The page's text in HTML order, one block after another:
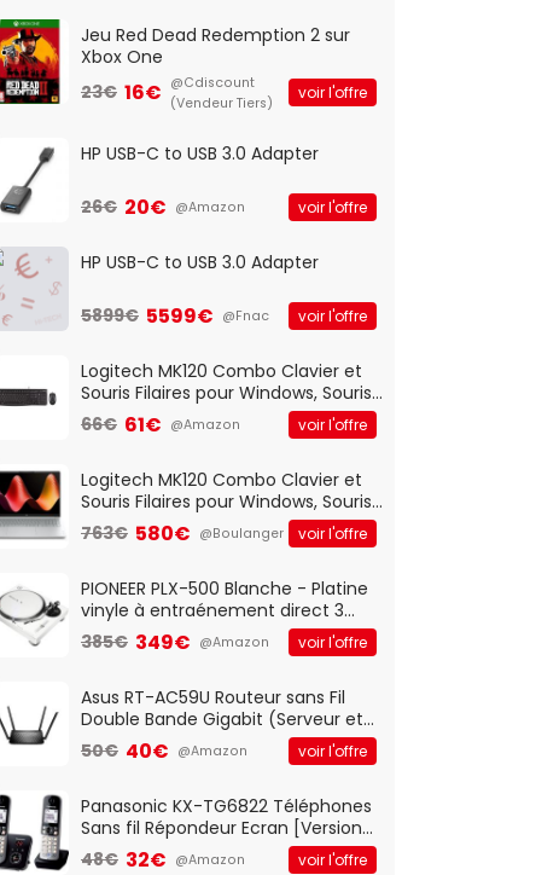
Jeu Red Dead Redemption 2 sur
Xbox One
23€ 16€ @Cdiscount
(Vendeur Tiers)
voir l'offre
HP USB-C to USB 3.0 Adapter
26€ 20€ @Amazon voir l'offre
HP USB-C to USB 3.0 Adapter
5899€ 5599€ @Fnac voir l'offre
Logitech MK120 Combo Clavier et
Souris Filaires pour Windows, Souris
Optique Filaire, Connexion USB Plug
And Play, Confortable, Taille
QWERTY UK - Noir
66€ 61€ @Amazon voir l'offre
Logitech MK120 Combo Clavier et
Souris Filaires pour Windows, Souris
Optique Filaire, Connexion USB Plug
And Play, Confortable, Taille
QWERTY UK - Noir
763€ 580€ @Boulanger voir l'offre
PIONEER PLX-500 Blanche - Platine
vinyle à entraénement direct 3
vitesses (33-45-78 trs/min) avec
pre-ampli intégré et port USB
385€ 349€ @Amazon voir l'offre
Asus RT-AC59U Routeur sans Fil
Double Bande Gigabit (Serveur et
Client VPN, Triple Vlan, Mode Point
d'accès et Bridge, contrôle
50€ 40€ @Amazon voir l'offre
Panasonic KX-TG6822 Téléphones
Sans fil Répondeur Ecran [Version
Française]
48€ 32€ @Amazon voir l'offre